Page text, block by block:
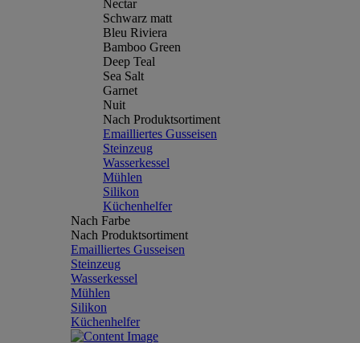
Nectar
Schwarz matt
Bleu Riviera
Bamboo Green
Deep Teal
Sea Salt
Garnet
Nuit
Nach Produktsortiment
Emailliertes Gusseisen
Steinzeug
Wasserkessel
Mühlen
Silikon
Küchenhelfer
Nach Farbe
Nach Produktsortiment
Emailliertes Gusseisen
Steinzeug
Wasserkessel
Mühlen
Silikon
Küchenhelfer